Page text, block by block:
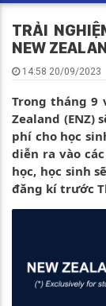
TRẢI
NEW
14:58 20/09/2023
Trong tháng 9
Zealand (ENZ)
phí cho học
diễn ra vào
học, học sinh
đăng kí trước